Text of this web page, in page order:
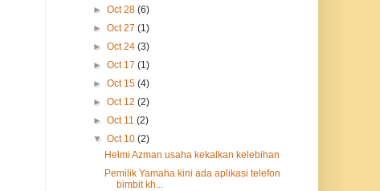
► Oct 28 (6)
► Oct 27 (1)
► Oct 24 (3)
► Oct 17 (1)
► Oct 15 (4)
► Oct 12 (2)
► Oct 11 (2)
▼ Oct 10 (2)
Helmi Azman usaha kekalkan kelebihan
Pemilik Yamaha kini ada aplikasi telefon
bimbit kh...